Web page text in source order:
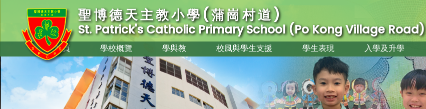
聖博德天主教小學(蒲崗村道)
St. Patrick's Catholic Primary School (Po Kong Village Road)
首頁 學校概覽 學與教 校風與學生支援 學生表現 入學及升學